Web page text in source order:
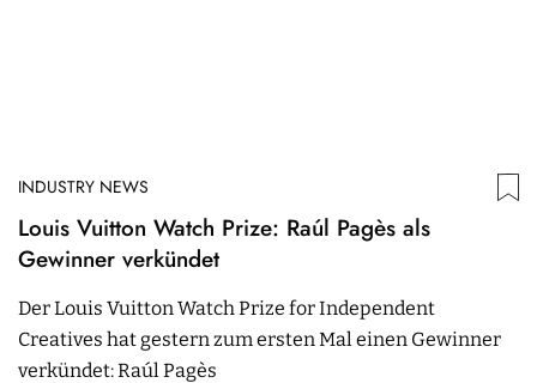
INDUSTRY NEWS
Louis Vuitton Watch Prize: Raúl Pagès als
Gewinner verkündet
Der Louis Vuitton Watch Prize for Independent
Creatives hat gestern zum ersten Mal einen Gewinner
verkündet: Raúl Pagès